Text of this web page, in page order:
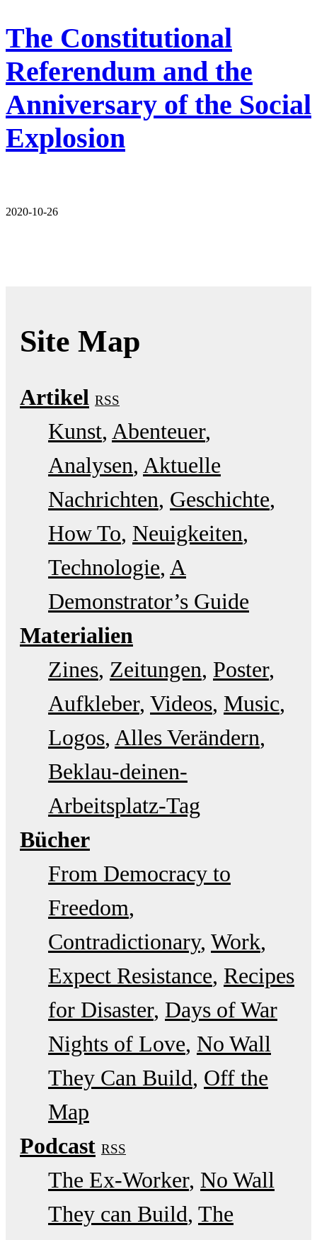
The Constitutional
Referendum and the
Anniversary of the Social
Explosion
2020-10-26
Site Map
Artikel RSS
Kunst Abenteuer
Analysen Aktuelle
Nachrichten Geschichte
How To Neuigkeiten
Technologie A
Demonstrator’s Guide
Materialien
Zines Zeitungen Poster
Aufkleber Videos Music
Logos Alles Verändern
Beklau-deinen-
Arbeitsplatz-Tag
Bücher
From Democracy to
Freedom
Contradictionary Work
Expect Resistance Recipes
for Disaster Days of War
Nights of Love No Wall
They Can Build Off the
Map
Podcast RSS
The Ex-Worker No Wall
They can Build The